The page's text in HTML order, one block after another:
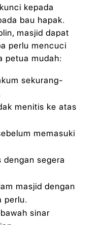
kepada
bau hapak.
masjid dapat
perlu mencuci
petua mudah:
sekurang-
menitis ke atas
memasuki
dengan segera
masjid dengan
perlu.
sinar